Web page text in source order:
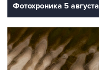
Фотохроника 5 августа